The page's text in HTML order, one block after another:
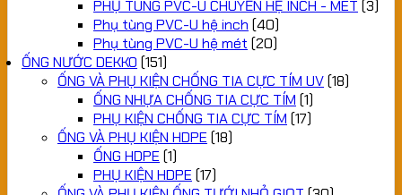
PHỤ TÙNG PVC-U CHUYỂN HỆ INCH - MÉT (3)
Phụ tùng PVC-U hệ inch (40)
Phụ tùng PVC-U hệ mét (20)
ỐNG NƯỚC DEKKO (151)
ỐNG VÀ PHỤ KIỆN CHỐNG TIA CỰC TÍM UV(18)
ỐNG NHỰA CHỐNG TIA CỰC TÍM (1)
PHỤ KIỆN CHỐNG TIA CỰC TÍM (17)
ỐNG VÀ PHỤ KIỆN HDPE (18)
ỐNG HDPE (1)
PHỤ KIỆN HDPE (17)